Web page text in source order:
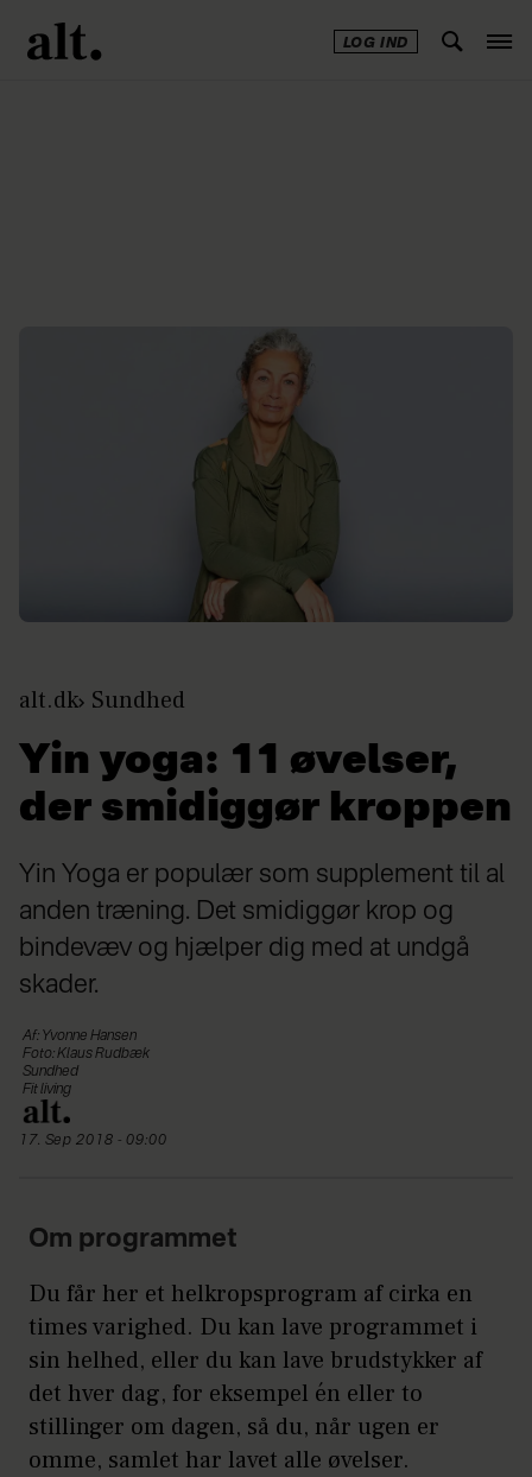
LOG IND
alt.dk Sundhed
Yin yoga: 11 øvelser,
der smidiggør kroppen
Yin Yoga er populær som supplement til al
anden træning. Det smidiggør krop og
bindevæv og hjælper dig med at undgå
skader.
Af: Yvonne Hansen
Foto: Klaus Rudbæk
Sundhed
Fit living
17. Sep 2018 - 09:00
Om programmet
Du får her et helkropsprogram af cirka en
times varighed. Du kan lave programmet i
sin helhed, eller du kan lave brudstykker af
det hver dag, for eksempel én eller to
stillinger om dagen, så du, når ugen er
omme, samlet har lavet alle øvelser.